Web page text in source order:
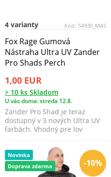
Kód: 54930_MAS
4 varianty
Fox Rage Gumová
Nástraha Ultra UV Zander
Pro Shads Perch
1,00 EUR
> 10 ks Skladom
U vás doma: streda 12.8.
Zander Pro Shad je teraz
dostupný v 3 nových Ultra UV
farbách. Vhodný pre lov
-10%
Novinka
Doprava zdarma